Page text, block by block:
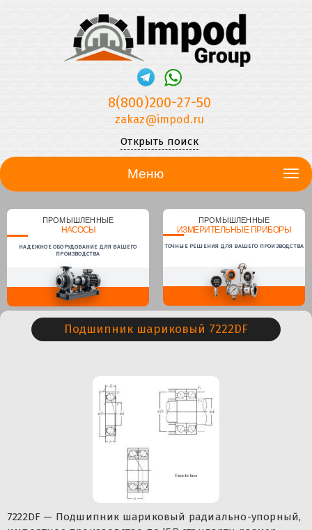
8(800)200-27-50
zakaz@impod.ru
Открыть поиск
Меню
ПРОМЫШЛЕННЫЕ
НАСОСЫ
НАДЕЖНОЕ ОБОРУДОВАНИЕ ДЛЯ ВАШЕГО
ПРОИЗВОДСТВА
ПРОМЫШЛЕННЫЕ
ИЗМЕРИТЕЛЬНЫЕ ПРИБОРЫ
ТОЧНЫЕ РЕШЕНИЯ ДЛЯ ВАШЕГО ПРОИЗВОДСТВА
Подшипник шариковый 7222DF
7222DF — Подшипник шариковый радиально-упорный,